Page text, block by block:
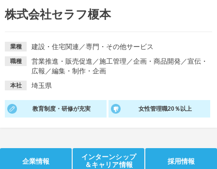
採用情報を探す
説明会を探す
就活ノウハウ・サポート
就活ノウハウが満載！ お役立ち記事・相談室など
株式会社セラフ榎本
業種 建設・住宅関連 ／専門・その他サービス
職種 営業推進・販売促進 ／施工管理 ／企画・商品開発 ／宣伝・
広報 ／編集・制作・企画
本社 埼玉県
教育制度・研修が充実 女性管理職20％以上
企業情報
インターンシップ
＆キャリア情報
採用情報